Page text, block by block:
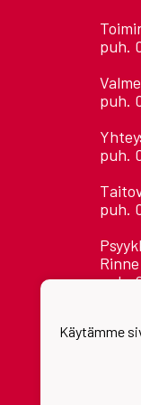
puh.
puh.
puh.
puh.
Rinne
puh.
Käytämme